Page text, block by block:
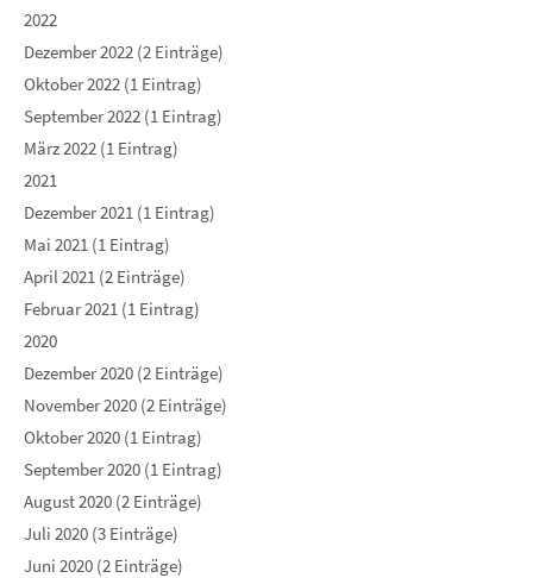
2022
Dezember 2022 (2 Einträge)
Oktober 2022 (1 Eintrag)
September 2022 (1 Eintrag)
März 2022 (1 Eintrag)
2021
Dezember 2021 (1 Eintrag)
Mai 2021 (1 Eintrag)
April 2021 (2 Einträge)
Februar 2021 (1 Eintrag)
2020
Dezember 2020 (2 Einträge)
November 2020 (2 Einträge)
Oktober 2020 (1 Eintrag)
September 2020 (1 Eintrag)
August 2020 (2 Einträge)
Juli 2020 (3 Einträge)
Juni 2020 (2 Einträge)